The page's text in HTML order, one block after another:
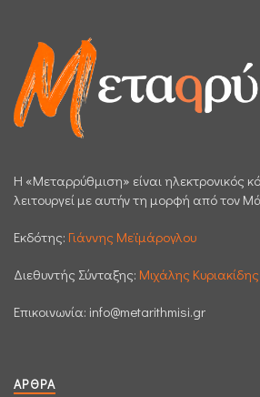
H «Μεταρρύθμιση» είναι ηλεκτρονικός
λειτουργεί με αυτήν τη μορφή από τον
Εκδότης: Γιάννης Μεϊμάρογλου
Διεθυντής Σύνταξης: Μιχάλης Κυριακίδης
Επικοινωνία: info@metarithmisi.gr
ΆΡΘΡΑ